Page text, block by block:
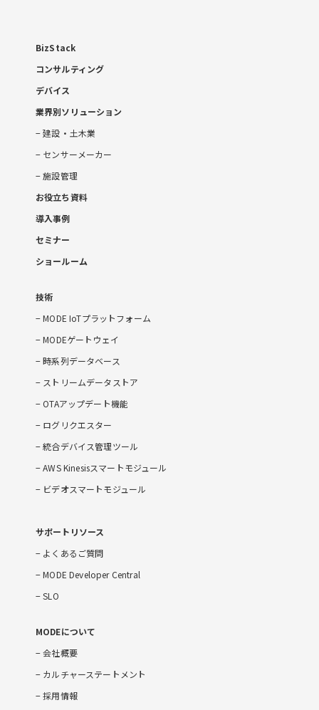
BizStack
コンサルティング
デバイス
業界別ソリューション
建設・土木業
センサーメーカー
施設管理
お役立ち資料
導入事例
セミナー
ショールーム
技術
MODE IoTプラットフォーム
MODEゲートウェイ
時系列データベース
ストリームデータストア
OTAアップデート機能
ログリクエスター
統合デバイス管理ツール
AWS Kinesisスマートモジュール
ビデオスマートモジュール
サポートリソース
よくあるご質問
MODE Developer Central
SLO
MODEについて
会社概要
カルチャーステートメント
採用情報